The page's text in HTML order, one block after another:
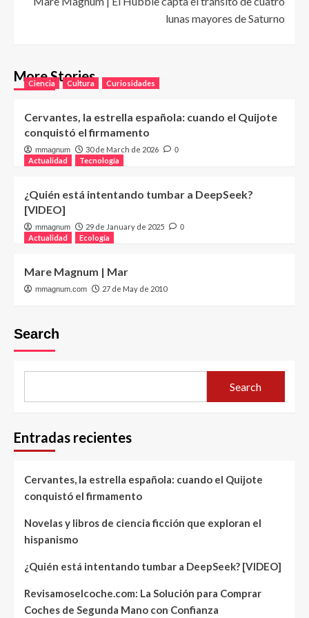
lunas mayores de Saturno
More Stories
Ciencia Cultura Curiosidades
Cervantes, la estrella española: cuando el Quijote
conquistó el firmamento
mmagnum 30 de March de 2026 0
Actualidad Tecnología
¿Quién está intentando tumbar a DeepSeek?
[VIDEO]
mmagnum 29 de January de 2025 0
Actualidad Ecología
Mare Magnum | Mar
mmagnum.com 27 de May de 2010
Search
Search
Entradas recientes
Cervantes, la estrella española: cuando el Quijote
conquistó el firmamento
Novelas y libros de ciencia ficción que exploran el
hispanismo
¿Quién está intentando tumbar a DeepSeek? [VIDEO]
Revisamoselcoche.com: La Solución para Comprar
Coches de Segunda Mano con Confianza